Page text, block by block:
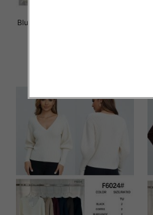
Bluzki damskie Roz Standard, Mix